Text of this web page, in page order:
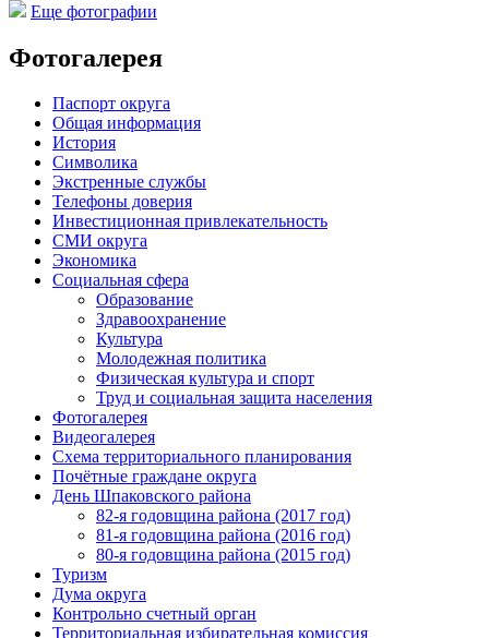
Еще фотографии
Фотогалерея
Паспорт округа
Общая информация
История
Символика
Экстренные службы
Телефоны доверия
Инвестиционная привлекательность
СМИ округа
Экономика
Социальная сфера
Образование
Здравоохранение
Культура
Молодежная политика
Физическая культура и спорт
Труд и социальная защита населения
Фотогалерея
Видеогалерея
Схема территориального планирования
Почётные граждане округа
День Шпаковского района
82-я годовщина района (2017 год)
81-я годовщина района (2016 год)
80-я годовщина района (2015 год)
Туризм
Дума округа
Контрольно счетный орган
Территориальная избирательная комиссия